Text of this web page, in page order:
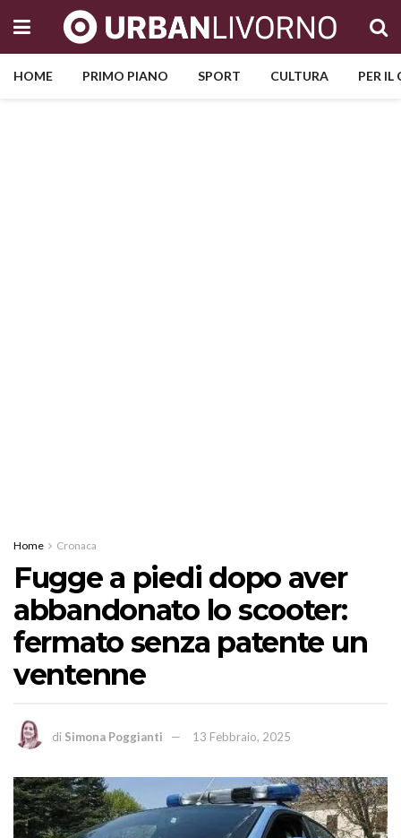
HOME PRIMO PIANO SPORT CULTURA PER
Home Cronaca
Fugge a piedi dopo aver
abbandonato lo scooter:
fermato senza patente un
ventenne
di Simona Poggianti 13 Febbraio, 2025